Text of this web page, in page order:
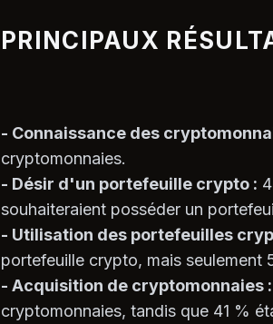
PRINCIPAUX
- Connaissance des
cryptomonnaies.
- Désir d'un portefeuille crypto :
souhaiteraient posséder un
- Utilisation des portefeuilles
portefeuille crypto, mais seulement
- Acquisition de cryptomonnaies :
cryptomonnaies, tandis que 41 %